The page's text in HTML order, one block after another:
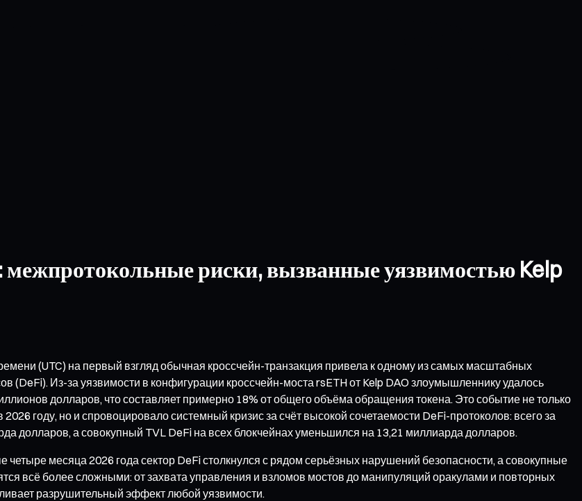
межпротокольные риски, вызванные уязвимостью Kelp
(UTC) на первый взгляд обычная кроссчейн-транзакция привела к одному из самых масштабных
(DeFi). Из-за уязвимости в конфигурации кроссчейн-моста rsETH от Kelp DAO злоумышленнику удалось
долларов, что составляет примерно 18% от общего объёма обращения токена. Это событие не только
году, но и спровоцировало системный кризис за счёт высокой сочетаемости DeFi-протоколов: всего за
долларов, а совокупный TVL DeFi на всех блокчейнах уменьшился на 13,21 миллиарда долларов.
месяца 2026 года сектор DeFi столкнулся с рядом серьёзных нарушений безопасности, а совокупные
всё более сложными: от захвата управления и взломов мостов до манипуляций оракулами и повторных
разрушительный эффект любой уязвимости.